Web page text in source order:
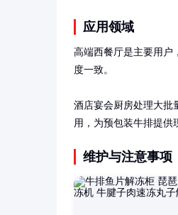
应用领域
高端西餐厅是主要用户
度一致。
酒店宴会厨房处理大批
用，为预包装牛排提供
维护与注意事项